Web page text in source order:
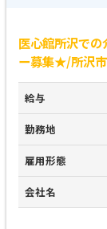
医心館所沢で
ー募集★/所沢
給与
勤務地
雇用形態
会社名